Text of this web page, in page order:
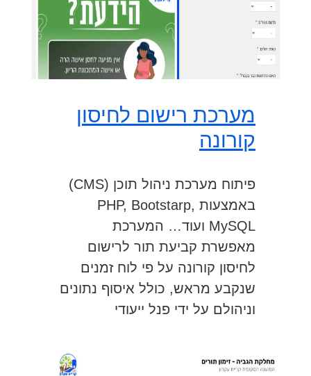
מערכת רישום לחיסון
קורונה
פיתוח מערכת ניהול תוכן (CMS)
באמצעות PHP, Bootstarp,
MySQL ועוד… המערכת
מאפשרת קביעת תור לרישום
לחיסון קורונה על פי לוח זמנים
שנקבע מראש, כולל איסוף נתונים
וניהולם על ידי פנל ייעודי